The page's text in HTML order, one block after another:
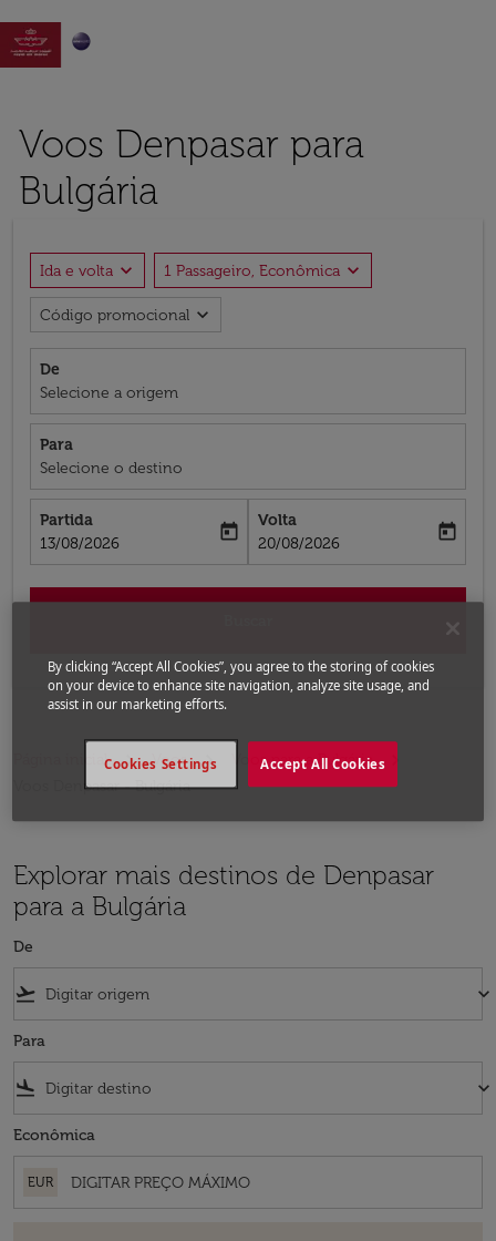

Voos Denpasar para
Bulgária
Ida e volta expand_more 1 Passageiro, Econômica expand_more
Código promocional expand_more
De
Selecione a origem
Para
Selecione o destino
Partida
fc-booking-departure-date-aria-label
13/08/2026
today
Volta
fc-booking-return-date-aria-label
20/08/2026
today
Página inicial Voos
Voos para a Bulgária
Voos Denpasar - Bulgária
Explorar mais destinos de Denpasar
para a Bulgária
De
flight_takeoff keyboard_arrow_down
Para
flight_land keyboard_arrow_down
Econômica
EUR
By clicking “Accept All Cookies”, you agree to the storing of cookies
on your device to enhance site navigation, analyze site usage, and
assist in our marketing efforts.
Accept All Cookies
Cookies Settings